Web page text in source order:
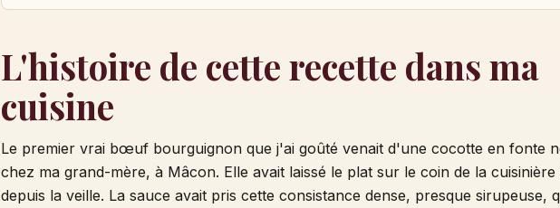
L'histoire de cette recette dans ma
cuisine
Le premier vrai bœuf bourguignon que j'ai goûté venait d'une cocotte en fonte
chez ma grand-mère, à Mâcon. Elle avait laissé le plat sur le coin de la cuisinière
depuis la veille. La sauce avait pris cette consistance dense, presque sirupeuse,